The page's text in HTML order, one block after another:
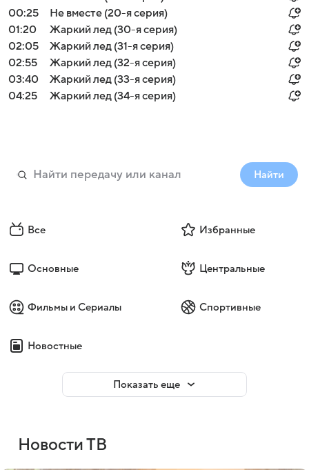
00:25
Не вместе (20-я серия)
01:20
Жаркий лед (30-я серия)
02:05
Жаркий лед (31-я серия)
02:55
Жаркий лед (32-я серия)
03:40
Жаркий лед (33-я серия)
04:25
Жаркий лед (34-я серия)
Найти
Все Избранные
Основные Центральные
Фильмы и Сериалы Спортивные
Новостные
Показать еще
Новости ТВ